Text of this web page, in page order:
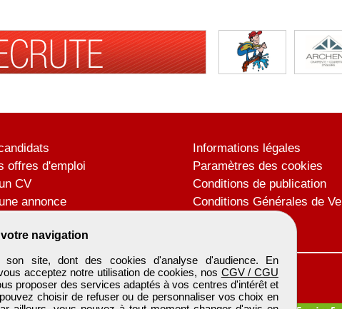
navigation
site, dont des cookies d'analyse d'audience. En
acceptez notre utilisation de cookies, nos CGV / CGU
proposer des services adaptés à vos centres d'intérêt et
choisir de refuser ou de personnaliser vos choix en
offres d'emploi
CV
annonce
Informations légales
Paramètres des cookies
Conditions de publication
Conditions Générales de